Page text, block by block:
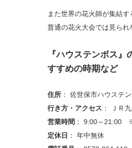
また世界の花火師が集結す
普通の花火大会では見られ
『ハウステンボス
すすめの時期など
住所 ： 佐世保市ハウステ
行き方・アクセス ： ＪＲ
営業時間 ： 9:00～21:00
定休日 ： 年中無休